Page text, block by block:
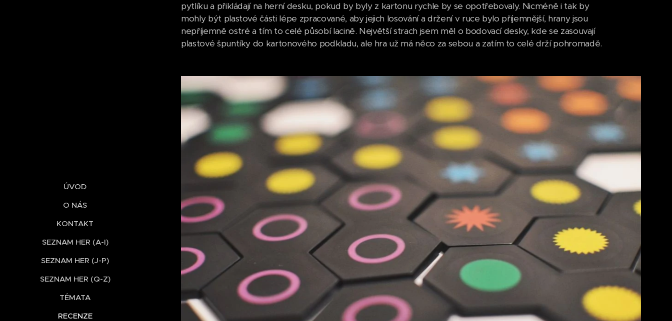
ÚVOD
O NÁS
KONTAKT
SEZNAM HER (A-I)
SEZNAM HER (J-P)
SEZNAM HER (Q-Z)
TÉMATA
RECENZE
pytlíku a přikládají na herní desku, pokud by byly z kartonu rychle by se opotřebovaly. Nicméně i tak by
mohly být plastové části lépe zpracované, aby jejich losování a držení v ruce bylo příjemnější, hrany jsou
nepříjemně ostré a tím to celé působí lacině. Největší strach jsem měl o bodovací desky, kde se zasouvají
plastové špuntíky do kartonového podkladu, ale hra už má něco za sebou a zatím to celé drží pohromadě.